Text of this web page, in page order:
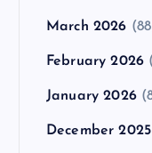
March 2026
February 2026
January 2026
December 2025